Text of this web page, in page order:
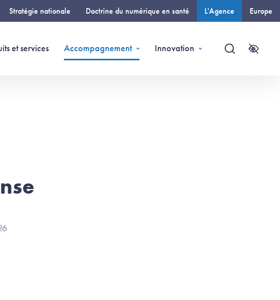
Stratégie nationale Doctrine du numérique en santé L'Agence Europe
et services Accompagnement Innovation
Recherche